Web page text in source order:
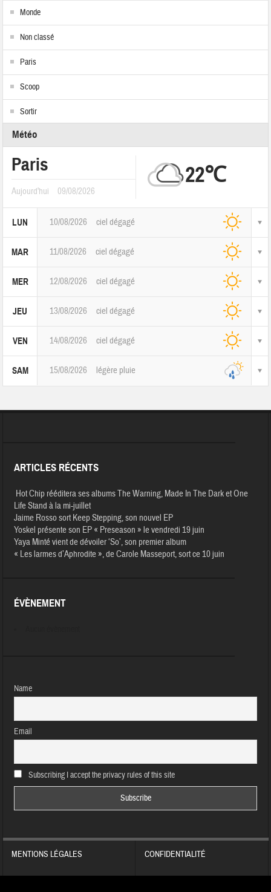
Monde
Non classé
Paris
Scoop
Sortir
Météo
Paris
Aujourd'hui 09/08/2026
22℃
LUN 10/08/2026 ciel dégagé
MAR 11/08/2026 ciel dégagé
MER 12/08/2026 ciel dégagé
JEU 13/08/2026 ciel dégagé
VEN 14/08/2026 ciel dégagé
SAM 15/08/2026 légère pluie
ARTICLES RÉCENTS
Hot Chip rééditera ses albums The Warning, Made In The Dark et One
Life Stand à la mi-juillet
Jaime Rosso sort Keep Stepping, son nouvel EP
Yoskel présente son EP « Preseason » le vendredi 19 juin
Yaya Minté vient de dévoiler ‘So’, son premier album
« Les larmes d’Aphrodite », de Carole Masseport, sort ce 10 juin
ÉVÈNEMENT
Name
Email
Subscribing I accept the privacy rules of this site
MENTIONS LÉGALES CONFIDENTIALITÉ